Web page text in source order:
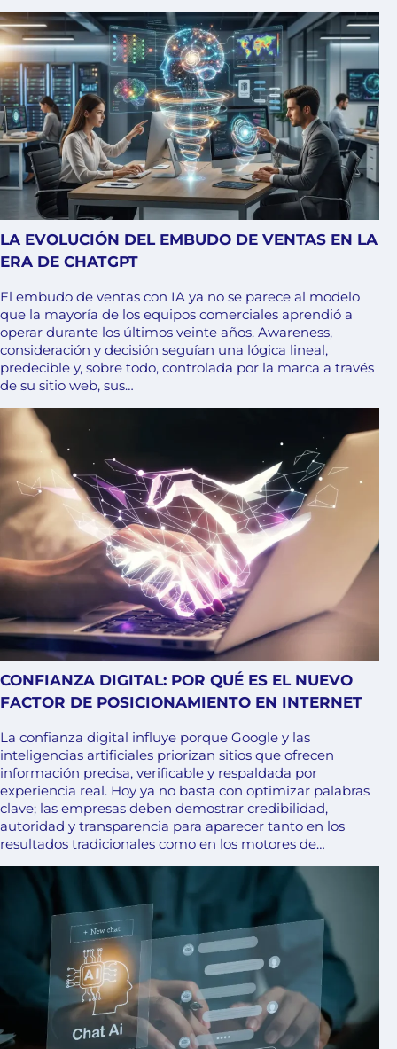
LA EVOLUCIÓN DEL EMBUDO DE VENTAS EN LA
ERA DE CHATGPT
El embudo de ventas con IA ya no se parece al modelo
que la mayoría de los equipos comerciales aprendió a
operar durante los últimos veinte años. Awareness,
consideración y decisión seguían una lógica lineal,
predecible y, sobre todo, controlada por la marca a través
de su sitio web, sus…
CONFIANZA DIGITAL: POR QUÉ ES EL NUEVO
FACTOR DE POSICIONAMIENTO EN INTERNET
La confianza digital influye porque Google y las
inteligencias artificiales priorizan sitios que ofrecen
información precisa, verificable y respaldada por
experiencia real. Hoy ya no basta con optimizar palabras
clave; las empresas deben demostrar credibilidad,
autoridad y transparencia para aparecer tanto en los
resultados tradicionales como en los motores de…